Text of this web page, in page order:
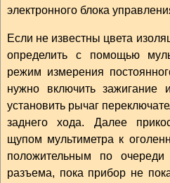
электронного блока
Если не известны цвета
определить с помощью
режим измерения
нужно включить зажигание
установить рычаг
заднего хода. Далее
щупом мультиметра к
положительным по
разъема, пока прибор не